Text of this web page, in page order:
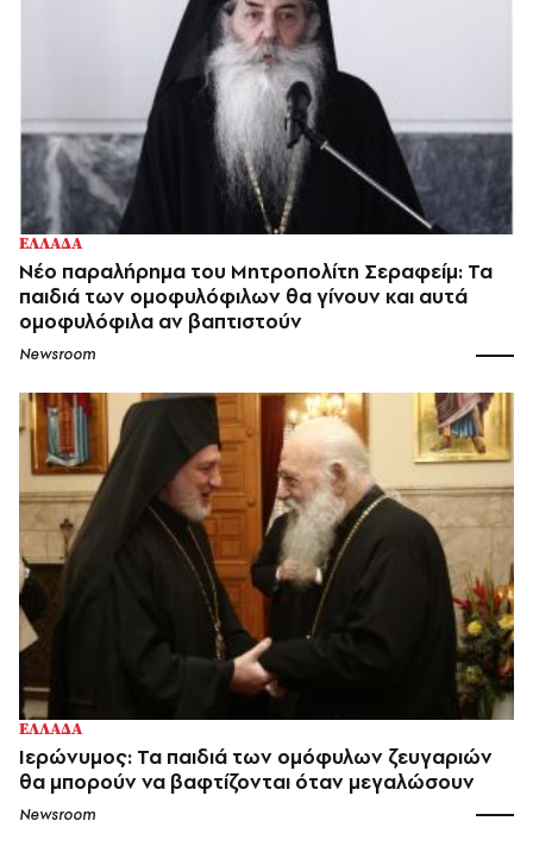
ΕΛΛΑΔΑ
Nέο παραλήρημα του Μητροπολίτη Σεραφείμ: Τα
παιδιά των ομοφυλόφιλων θα γίνουν και αυτά
ομοφυλόφιλα αν βαπτιστούν
Newsroom
ΕΛΛΑΔΑ
Ιερώνυμος: Τα παιδιά των ομόφυλων ζευγαριών
θα μπορούν να βαφτίζονται όταν μεγαλώσουν
Newsroom